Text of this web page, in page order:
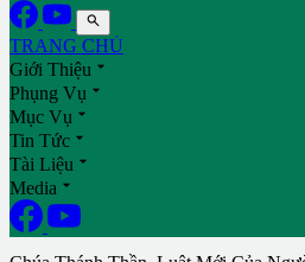

TRANG CHỦ
Giới Thiệu 
Phụng Vụ 
Mục Vụ 
Tin Tức 
Tài Liệu 
Media 